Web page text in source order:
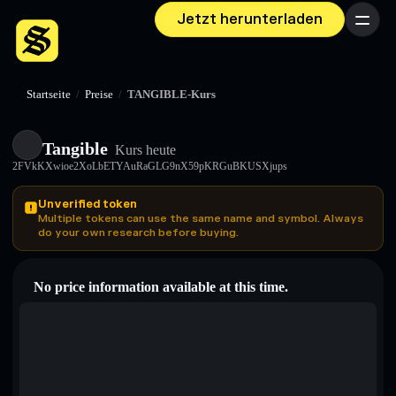
Jetzt herunterladen Menü
Startseite / Preise / TANGIBLE-Kurs
Tangible Kurs heute
2FVkKXwioe2XoLbETYAuRaGLG9nX59pKRGuBKUSXjups
Unverified token
Multiple tokens can use the same name and symbol. Always
do your own research before buying.
No price information available at this time.